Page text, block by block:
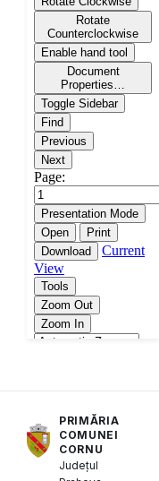
PRIMĂRIA
COMUNEI
CORNU
Județul